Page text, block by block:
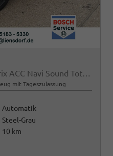
Sportline 1.5TSI DSG AHK Matrix ACC Navi Sound Totwinkel
mit Tageszulassung
Automatik
Steel-Grau
10 km